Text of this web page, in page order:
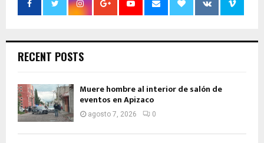
RECENT POSTS
Muere hombre al interior de salón de
eventos en Apizaco
agosto 7, 2026 0